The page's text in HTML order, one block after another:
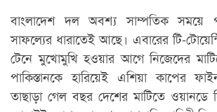
বাংলাদেশ দল অবশ্য সাম্পতিক সময়ে
সাফল্যের ধারাতেই আছে। এবারের টি-
টেনে মুখোমুখি হওয়ার আগে নিজেদের
পাকিস্তানকে হারিয়েই এশিয়া কাপের
তাছাড়া গেল বছর দেশের মাটিতে ওয়ানডে